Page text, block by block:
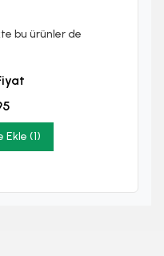
bu ürünler de
(1)